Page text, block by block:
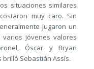
situaciones similares
muy caro. Sin
jugaron un
jóvenes valores
Óscar y Bryan
Sebastián Assís.